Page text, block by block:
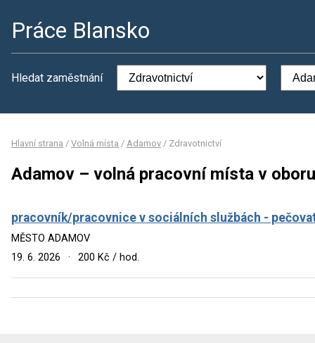
Práce Blansko
Hledat zaměstnání
Hlavní strana / Volná místa / Adamov / Zdravotnictví
Adamov – volná pracovní místa v
pracovník/pracovnice v sociálních službách -
MĚSTO ADAMOV
19. 6. 2026
· 200 Kč / hod.